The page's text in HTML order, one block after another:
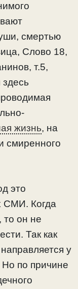
смертью
Слово 18,
т.5,
жизнь, на
смиренного
это
СМИ. Когда
то он не
Так как
у
Но по причине